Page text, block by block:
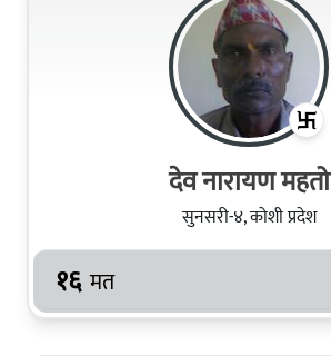
देव नारायण महतो
सुनसरी-४, कोशी प्रदेश
१६ मत